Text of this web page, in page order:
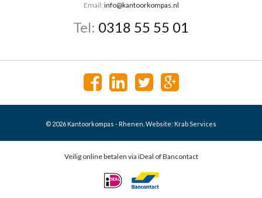
Email: info@kantoorkompas.nl
Tel: 0318 55 55 01
© 2026 Kantoorkompas - Rhenen. Website: Krab Services
Veilig online betalen via iDeal of Bancontact